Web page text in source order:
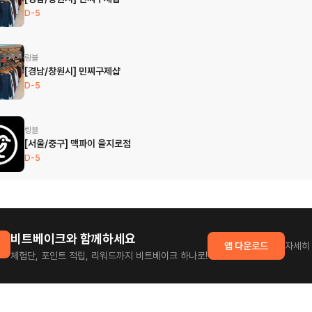
D-5
링블
[경남/창원시] 민찌구제샵
D-5
링블
[서울/중구] 맥파이 을지로점
D-5
비트베이크와 함께하세요
체험단, 포인트 적립, 리워드까지 비트베이크 하나로!
앱 다운로드 자세